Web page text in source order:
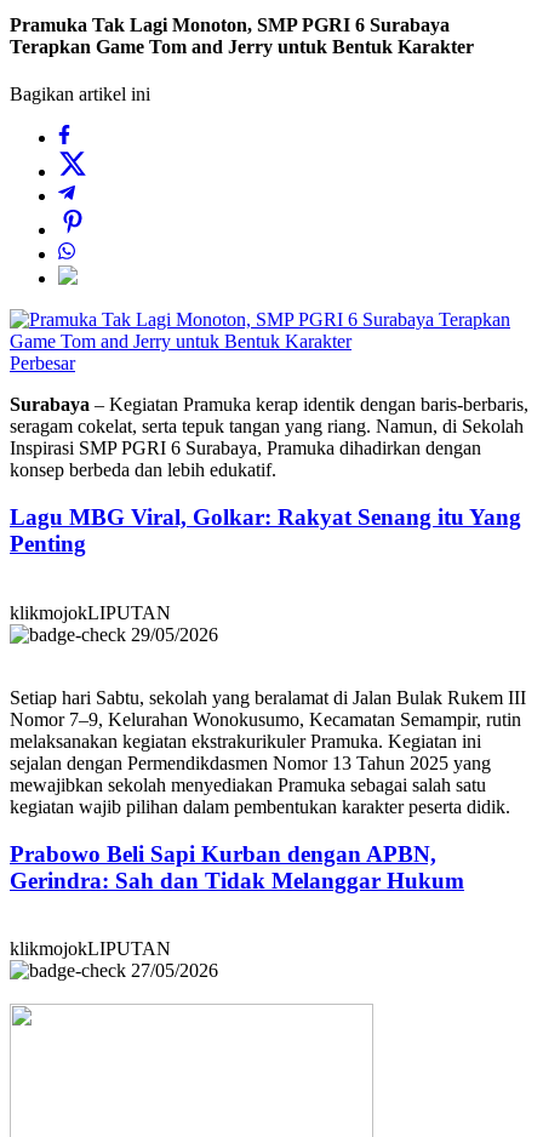
Pramuka Tak Lagi Monoton, SMP PGRI 6 Surabaya
Terapkan Game Tom and Jerry untuk Bentuk Karakter
Bagikan artikel ini
Perbesar
Surabaya – Kegiatan Pramuka kerap identik dengan baris-berbaris,
seragam cokelat, serta tepuk tangan yang riang. Namun, di Sekolah
Inspirasi SMP PGRI 6 Surabaya, Pramuka dihadirkan dengan
konsep berbeda dan lebih edukatif.
Lagu MBG Viral, Golkar: Rakyat Senang itu Yang
Penting
klikmojokLIPUTAN
29/05/2026
Setiap hari Sabtu, sekolah yang beralamat di Jalan Bulak Rukem III
Nomor 7–9, Kelurahan Wonokusumo, Kecamatan Semampir, rutin
melaksanakan kegiatan ekstrakurikuler Pramuka. Kegiatan ini
sejalan dengan Permendikdasmen Nomor 13 Tahun 2025 yang
mewajibkan sekolah menyediakan Pramuka sebagai salah satu
kegiatan wajib pilihan dalam pembentukan karakter peserta didik.
Prabowo Beli Sapi Kurban dengan APBN,
Gerindra: Sah dan Tidak Melanggar Hukum
klikmojokLIPUTAN
27/05/2026